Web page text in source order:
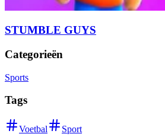
STUMBLE GUYS
Categorieën
Sports
Tags
Voetbal Sport